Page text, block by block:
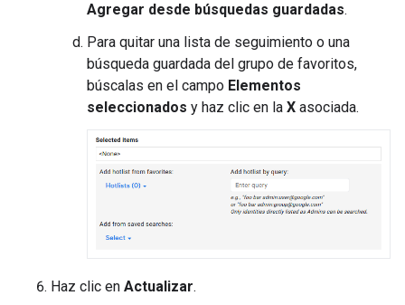
Agregar desde búsquedas guardadas.
Para quitar una lista de seguimiento o una
búsqueda guardada del grupo de favoritos,
búscalas en el campo Elementos
seleccionados y haz clic en la X asociada.
Haz clic en Actualizar.